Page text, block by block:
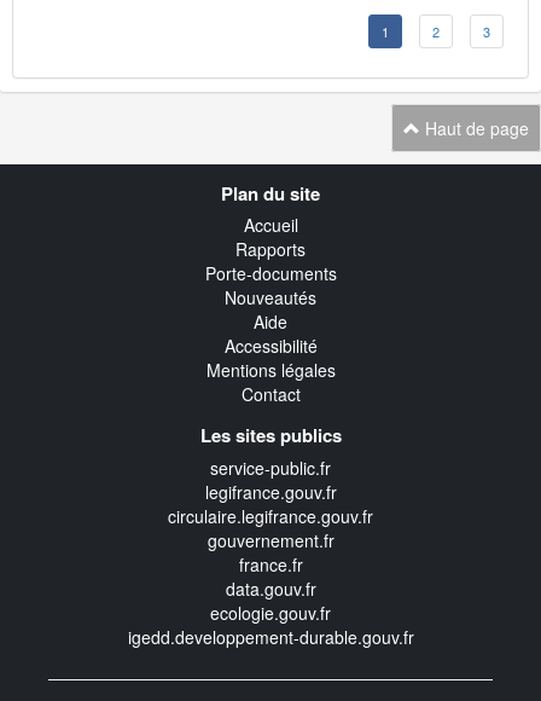
1 2 3
Haut de page
Plan du site
Accueil
Rapports
Porte-documents
Nouveautés
Aide
Accessibilité
Mentions légales
Contact
Les sites publics
service-public.fr
legifrance.gouv.fr
circulaire.legifrance.gouv.fr
gouvernement.fr
france.fr
data.gouv.fr
ecologie.gouv.fr
igedd.developpement-durable.gouv.fr